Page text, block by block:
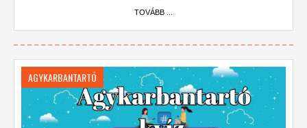
TOVÁBB ...
AGYKARBANTARTÓ